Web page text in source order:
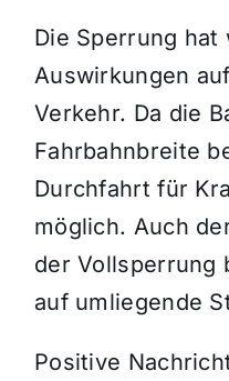
Die Sperrung
Auswirkungen
Verkehr. Da die
Fahrbahnbreite
Durchfahrt für
möglich. Auch
der Vollsperrung
auf umliegende
Positive